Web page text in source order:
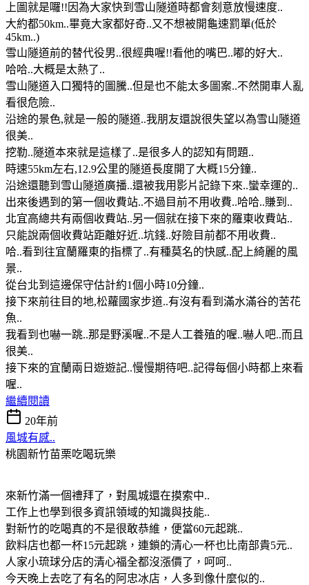
上圖就是囉!!因為大家快到雪山隧道時都會刻意放慢速度..
大約都50km..畢竟大家都好奇..又不想被開龜速罰單(低於
45km..)
雪山隧道前的替代役男..很經典喔!!看他的嘴巴..嘟的好大..
哈哈..大概是太熱了..
雪山隧道入口獨特的圖騰..但是也不能太多圖案..不然開車人亂
看很危險..
沿途的景色,就是一般的隧道..我朋友還說很失望以為雪山隧道
很美..
挖勒..隧道本來就是這樣了..是很多人的認知有問題..
時速55km左右,12.9公里的隧道長度開了大概15分鐘..
沿途還聽到雪山隧道廣播..還被我用影片記錄下來..蠻幸運的..
出來後遇到的第一個收費站..不過目前不用收費..哈哈..賺到..
北宜高總共有兩個收費站..另一個就在接下來的羅東收費站..
只能說兩個收費站距離好近..坑錢..好險目前都不用收費..
哈..看到往宜蘭羅東的指標了..有種莫名的快感..配上綺麗的風
景..
從台北到這邊保守估計約1個小時10分鐘..
接下來前往目的地,松蘿國家步道..有沒有看到滿水滿谷的苦花
魚..
我看到也嚇一跳..那是野溪喔..不是人工養殖的喔..嚇人吧..而且
很美..
接下來的宜蘭兩日遊遊記..慢慢期待吧..記得每個小時都上來看
喔..
繼續閱讀
20年前
風城有感..
桃園新竹苗栗吃喝玩樂
來新竹滿一個禮拜了，對風城還在摸索中..
工作上也學到很多資訊領域的知識與技能..
對新竹的吃喝真的不是很敢恭維，便當60元起跳..
飲料店也都一杯15元起跳，連鎖的清心一杯也比南部貴5元..
人家小琉球分店的清心福全都沒漲價了，呵呵..
今天晚上去吃了有名的阿忠冰店，人多到像什麼似的..